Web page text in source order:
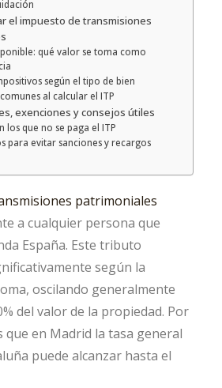
el impuesto de transmisiones
qué valor se toma como
según el tipo de bien
al calcular el ITP
exenciones y consejos útiles
los que no se paga el ITP
para evitar sanciones y recargos
patrimoniales
a cualquier persona que
España. Este tributo
según la
oscilando generalmente
del valor de la propiedad. Por
en Madrid la tasa general
puede alcanzar hasta el